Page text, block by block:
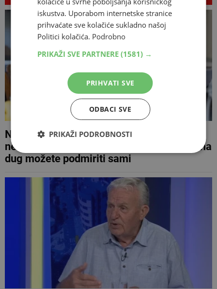
Nedostaju vam godine staža zbog
neuplaćenih doprinosa? U ovim slučajevima
dug možete podmiriti sami
iskustva. Uporabom internetske stranice
prihvaćate sve kolačiće sukladno našoj
Politici kolačića. Podrobno
PRIKAŽI SVE PARTNERE (1581) →
PRIHVATI SVE
ODBACI SVE
PRIKAŽI PODROBNOSTI